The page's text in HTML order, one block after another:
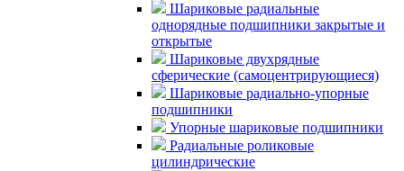
Шариковые радиальные
однорядные подшипники закрытые и
открытые
Шариковые двухрядные
сферические (самоцентрирующиеся)
Шариковые радиально-упорные
подшипники
Упорные шариковые подшипники
Радиальные роликовые
цилиндрические